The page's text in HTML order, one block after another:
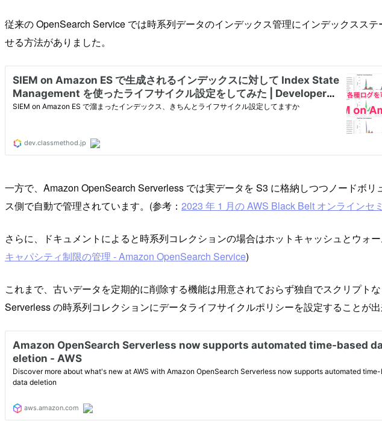
従来の OpenSearch Service では時系列データのインデックス管理にインデックスス
せる方法がありました。
一方で、Amazon OpenSearch Serverless では実データを S3 に格納しつつノードボ
ス側で自動で管理されています。(参考： 2023 年 1 月の AWS Black Belt オンライン
さらに、ドキュメントによると時系列コレクションの場合はホットキャッシュとウォ
キャパシティ制限の管理 - Amazon OpenSearch Service)
これまで、古いデータを定期的に削除する機能は用意されておらず独自でスクリプ
Serverless の時系列コレクションにデータライフサイクルポリシーを設定することが出